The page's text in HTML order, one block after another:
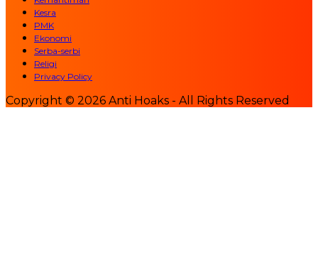
Kesra
PMK
Ekonomi
Serba-serbi
Religi
Privacy Policy
Copyright © 2026 Anti Hoaks - All Rights Reserved